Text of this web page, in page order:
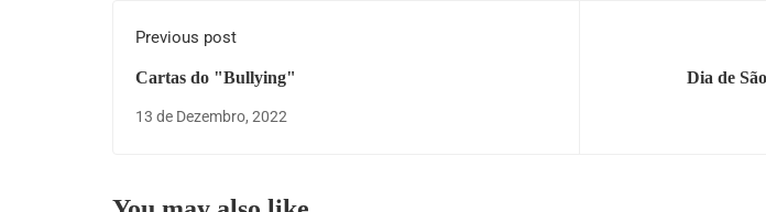
Previous post
Cartas do "Bullying"
13 de Dezembro, 2022
Dia de